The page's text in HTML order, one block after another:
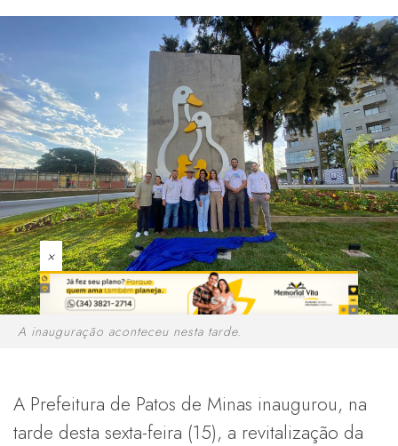
×
A inauguração aconteceu nesta tarde.
A Prefeitura de Patos de Minas inaugurou, na
tarde desta sexta-feira (15), a revitalização da